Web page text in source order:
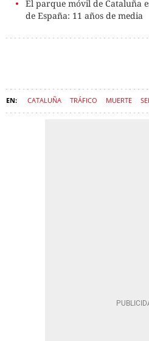
El parque móvil de Cataluña
de España: 11 años de media
CATALUÑA TRÁFICO MUERTE